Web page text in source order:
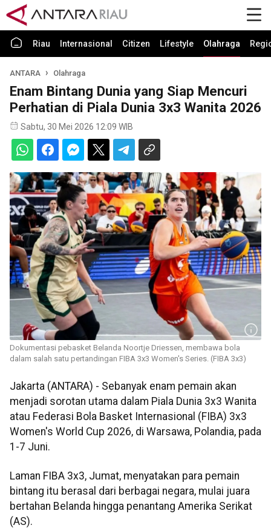
Riau Internasional Citizen Lifestyle Olahraga
ANTARA Olahraga
Enam Bintang Dunia yang Siap Mencuri
Perhatian di Piala Dunia 3x3 Wanita 2026
Sabtu, 30 Mei 2026 12:09 WIB
Dokumentasi pebasket Belanda Noortje Driessen, membawa bola
dalam salah satu pertandingan FIBA 3x3 Women's Series. (FIBA 3x3)
Jakarta (ANTARA) - Sebanyak enam pemain akan
menjadi sorotan utama dalam Piala Dunia 3x3 Wanita
atau Federasi Bola Basket Internasional (FIBA) 3x3
Women's World Cup 2026, di Warsawa, Polandia, pada
1-7 Juni.
Laman FIBA 3x3, Jumat, menyatakan para pemain
bintang itu berasal dari berbagai negara, mulai juara
bertahan Belanda hingga penantang Amerika Serikat
(AS).